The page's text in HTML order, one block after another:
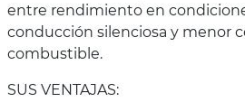
entre rendimiento en
conducción silenciosa y menor
combustible.
SUS VENTAJAS: